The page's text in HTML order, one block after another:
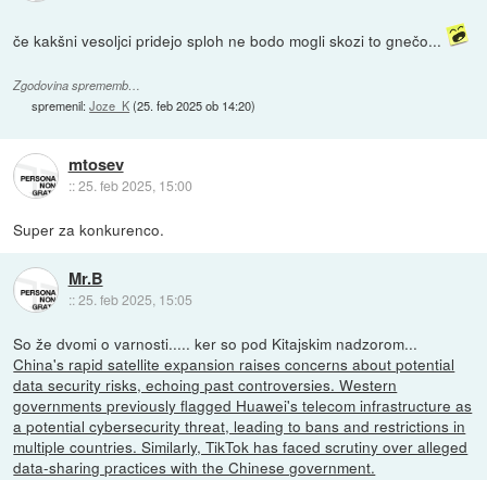
če kakšni vesoljci pridejo sploh ne bodo mogli skozi to gnečo...
Zgodovina sprememb…
spremenil:Joze_K(25. feb 2025 ob 14:20)
mtosev
::25. feb 2025, 15:00
Super za konkurenco.
Mr.B
::25. feb 2025, 15:05
So že dvomi o varnosti..... ker so pod Kitajskim nadzorom...
China's rapid satellite expansion raises concerns about potential
data security risks, echoing past controversies. Western
governments previously flagged Huawei's telecom infrastructure as
a potential cybersecurity threat, leading to bans and restrictions in
multiple countries. Similarly, TikTok has faced scrutiny over alleged
data-sharing practices with the Chinese government.